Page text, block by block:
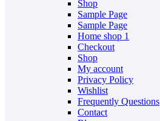
Shop
Sample Page
Sample Page
Home shop 1
Checkout
Shop
My account
Privacy Policy
Wishlist
Frequently Questions
Contact